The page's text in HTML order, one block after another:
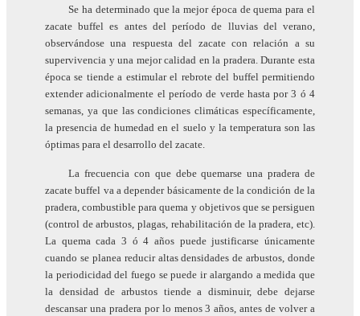
Se ha determinado que la mejor época de quema para el
zacate buffel es antes del período de lluvias del verano,
observándose una respuesta del zacate con relación a su
supervivencia y una mejor calidad en la pradera. Durante esta
época se tiende a estimular el rebrote del buffel permitiendo
extender adicionalmente el período de verde hasta por 3 ó 4
semanas, ya que las condiciones climáticas específicamente,
la presencia de humedad en el suelo y la temperatura son las
óptimas para el desarrollo del zacate.
La frecuencia con que debe quemarse una pradera de
zacate buffel va a depender básicamente de la condición de la
pradera, combustible para quema y objetivos que se persiguen
(control de arbustos, plagas, rehabilitación de la pradera, etc).
La quema cada 3 ó 4 años puede justificarse únicamente
cuando se planea reducir altas densidades de arbustos, donde
la periodicidad del fuego se puede ir alargando a medida que
la densidad de arbustos tiende a disminuir, debe dejarse
descansar una pradera por lo menos 3 años, antes de volver a